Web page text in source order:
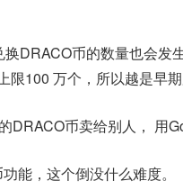
DRACO币的数量也会发
100 万个，所以越是早期
币卖给别人， 用
能，这个倒没什么难度。